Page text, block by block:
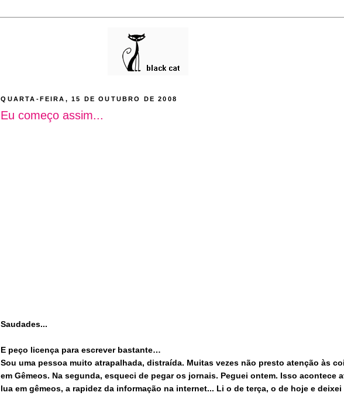
QUARTA-FEIRA, 15 DE OUTUBRO DE 2008
Eu começo assim...
Saudades...
E peço licença para escrever bastante…
Sou uma pessoa muito atrapalhada, distraída. Muitas vezes não presto atenção às
em Gêmeos. Na segunda, esqueci de pegar os jornais. Peguei ontem. Isso acontece
lua em gêmeos, a rapidez da informação na internet... Li o de terça, o de hoje e